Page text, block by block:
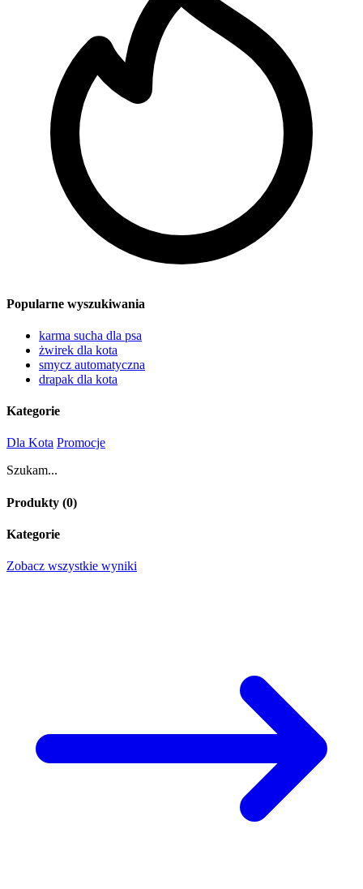
Popularne wyszukiwania
karma sucha dla psa
żwirek dla kota
smycz automatyczna
drapak dla kota
Kategorie
Dla Kota Promocje
Szukam...
Produkty (0)
Kategorie
Zobacz wszystkie wyniki